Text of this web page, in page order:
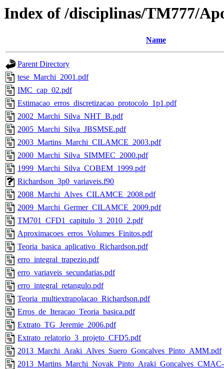
Index of /disciplinas/TM777/
Name
Parent Directory
tese_Marchi_2001.pdf
IMC_cap_02.pdf
Estimacao_erros_discretizacao_protocolo_1p1.pdf
2002_Marchi_Silva_NHT_B.pdf
2005_Marchi_Silva_JBSMSE.pdf
2003_Martins_Marchi_CILAMCE_2003.pdf
2000_Marchi_Silva_SIMMEC_2000.pdf
1999_Marchi_Silva_COBEM_1999.pdf
Richardson_3p0_variaveis.f90
2008_Marchi_Alves_CILAMCE_2008.pdf
2009_Marchi_Germer_CILAMCE_2009.pdf
TM701_CFD1_capitulo_3_2010_2.pdf
Aproximacoes_erros_Volumes_Finitos.pdf
Teoria_basica_aplicativo_Richardson.pdf
erro_integral_trapezio.pdf
erro_variaveis_secundarias.pdf
erro_integral_retangulo.pdf
Teoria_multiextrapolacao_Richardson.pdf
Erros_de_Iteracao_Teoria_basica.pdf
Extrato_TG_Jeremie_2006.pdf
Extrato_relatorio_3_projeto_CFD5.pdf
2013_Marchi_Araki_Alves_Suero_Goncalves_Pinto_AMM.pdf